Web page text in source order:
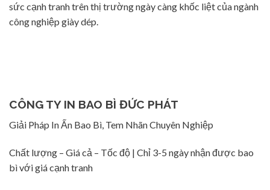
sức cạnh tranh trên thị trường ngày càng khốc liệt của ngành
công nghiệp giày dép.
CÔNG TY IN BAO BÌ ĐỨC PHÁT
Giải Pháp In Ấn Bao Bì, Tem Nhãn Chuyên Nghiệp
Chất lượng – Giá cả – Tốc độ | Chỉ 3-5 ngày nhận được bao
bì với giá cạnh tranh